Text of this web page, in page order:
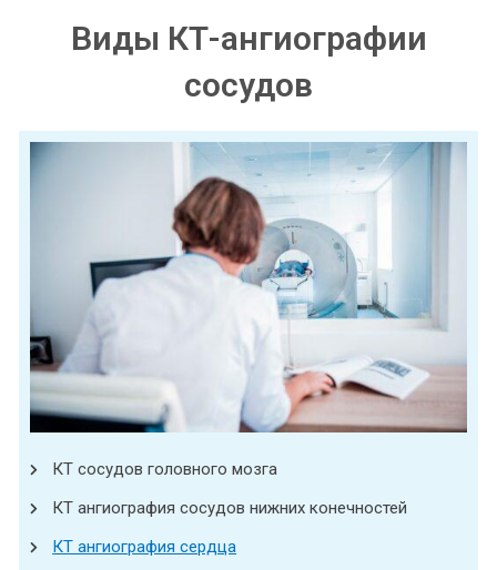
Виды КТ-ангиографии
сосудов
КТ сосудов головного мозга
КТ ангиография сосудов нижних конечностей
КТ ангиография сердца